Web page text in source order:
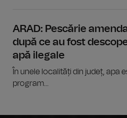
ARAD: Pescărie
după ce au fost
apă ilegale
În unele localități din județ, apa
program...